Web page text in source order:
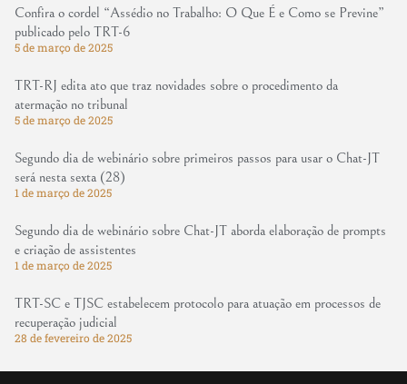
Confira o cordel “Assédio no Trabalho: O Que É e Como se Previne”
publicado pelo TRT-6
5 de março de 2025
TRT-RJ edita ato que traz novidades sobre o procedimento da
atermação no tribunal
5 de março de 2025
Segundo dia de webinário sobre primeiros passos para usar o Chat-JT
será nesta sexta (28)
1 de março de 2025
Segundo dia de webinário sobre Chat-JT aborda elaboração de prompts
e criação de assistentes
1 de março de 2025
TRT-SC e TJSC estabelecem protocolo para atuação em processos de
recuperação judicial
28 de fevereiro de 2025